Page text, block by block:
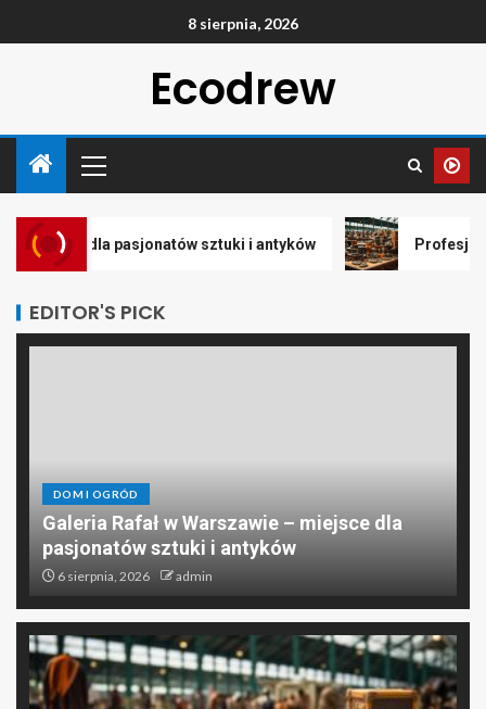
8 sierpnia, 2026
Ecodrew
pasjonatów sztuki i antyków Profesjonalny skup i
EDITOR'S PICK
DOM I OGRÓD
Galeria Rafał w Warszawie – miejsce dla
pasjonatów sztuki i antyków
6 sierpnia, 2026 admin